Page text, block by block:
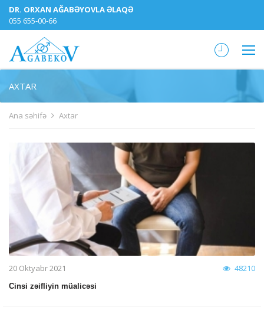
DR. ORXAN AĞABƏYOVLA ƏLAQƏ
055 655-00-66
AXTAR
Ana səhifə Axtar
20 Oktyabr 2021 48210
Cinsi zəifliyin müalicəsi